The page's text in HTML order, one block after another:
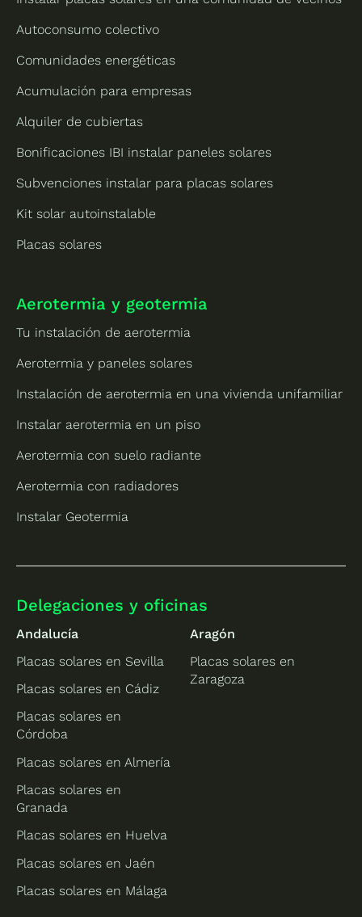
Autoconsumo colectivo
Comunidades energéticas
Acumulación para empresas
Alquiler de cubiertas
Bonificaciones IBI instalar paneles solares
Subvenciones instalar para placas solares
Kit solar autoinstalable
Placas solares
Aerotermia y geotermia
Tu instalación de aerotermia
Aerotermia y paneles solares
Instalación de aerotermia en una vivienda unifamiliar
Instalar aerotermia en un piso
Aerotermia con suelo radiante
Aerotermia con radiadores
Instalar Geotermia
Delegaciones y oficinas
Andalucía
Placas solares en Sevilla
Placas solares en Cádiz
Placas solares en
Córdoba
Placas solares en Almería
Placas solares en
Granada
Placas solares en Huelva
Placas solares en Jaén
Placas solares en Málaga
Aragón
Placas solares en
Zaragoza